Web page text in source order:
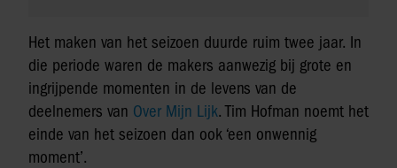
Het maken van het seizoen duurde ruim twee jaar. In
die periode waren de makers aanwezig bij grote en
ingrijpende momenten in de levens van de
deelnemers van Over Mijn Lijk. Tim Hofman noemt het
einde van het seizoen dan ook ‘een onwennig
moment’.